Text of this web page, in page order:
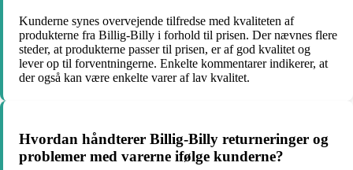
Kunderne synes overvejende tilfredse med kvaliteten af
produkterne fra Billig-Billy i forhold til prisen. Der nævnes flere
steder, at produkterne passer til prisen, er af god kvalitet og
lever op til forventningerne. Enkelte kommentarer indikerer, at
der også kan være enkelte varer af lav kvalitet.
Hvordan håndterer Billig-Billy returneringer og
problemer med varerne ifølge kunderne?